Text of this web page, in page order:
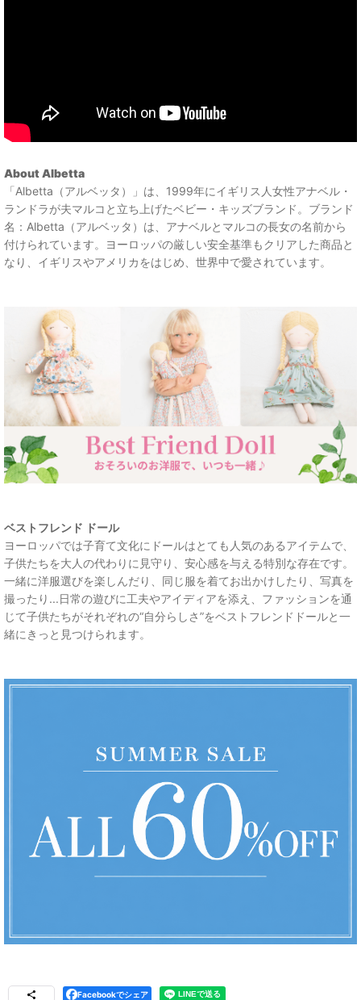
About Albetta
「Albetta（アルベッタ）」は、1999年にイギリス人女性アナベル・
ランドラが夫マルコと立ち上げたベビー・キッズブランド。ブランド
名：Albetta（アルベッタ）は、アナベルとマルコの長女の名前から
付けられています。ヨーロッパの厳しい安全基準もクリアした商品と
なり、イギリスやアメリカをはじめ、世界中で愛されています。
ベストフレンド ドール
ヨーロッパでは子育て文化にドールはとても人気のあるアイテムで、
子供たちを大人の代わりに見守り、安心感を与える特別な存在です。
一緒に洋服選びを楽しんだり、同じ服を着てお出かけしたり、写真を
撮ったり...日常の遊びに工夫やアイディアを添え、ファッションを通
じて子供たちがそれぞれの“自分らしさ”をベストフレンドドールと一
緒にきっと見つけられます。
Facebookでシェア